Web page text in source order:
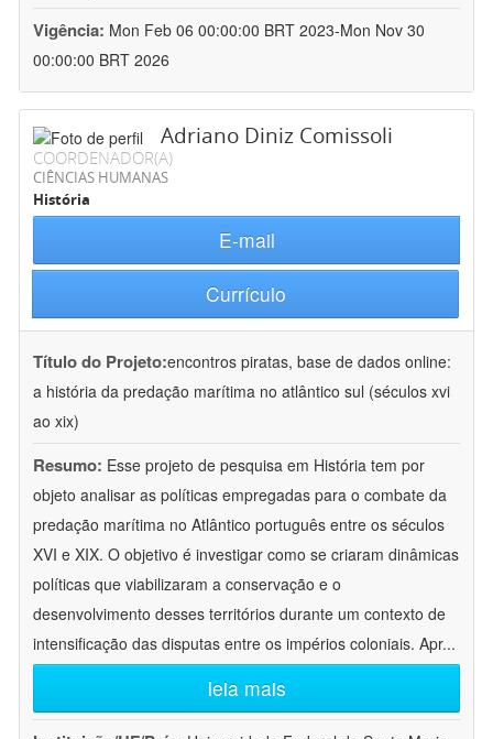
Vigência: Mon Feb 06 00:00:00 BRT 2023-Mon Nov 30
00:00:00 BRT 2026
Adriano Diniz Comissoli
COORDENADOR(A)
CIÊNCIAS HUMANAS
História
E-mail
Currículo
Título do Projeto:encontros piratas, base de dados online:
a história da predação marítima no atlântico sul (séculos xvi
ao xix)
Resumo: Esse projeto de pesquisa em História tem por
objeto analisar as políticas empregadas para o combate da
predação marítima no Atlântico português entre os séculos
XVI e XIX. O objetivo é investigar como se criaram dinâmicas
políticas que viabilizaram a conservação e o
desenvolvimento desses territórios durante um contexto de
intensificação das disputas entre os impérios coloniais. Apr...
leia mais